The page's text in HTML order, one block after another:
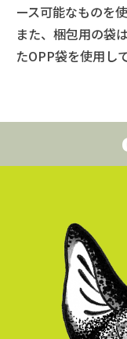
ース可能なものを
また、梱包用の袋
たOPP袋を使用し
糸のウェイト